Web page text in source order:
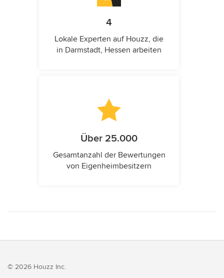
4
Lokale Experten auf Houzz, die
in Darmstadt, Hessen arbeiten
Über 25.000
Gesamtanzahl der Bewertungen
von Eigenheimbesitzern
© 2026 Houzz Inc.